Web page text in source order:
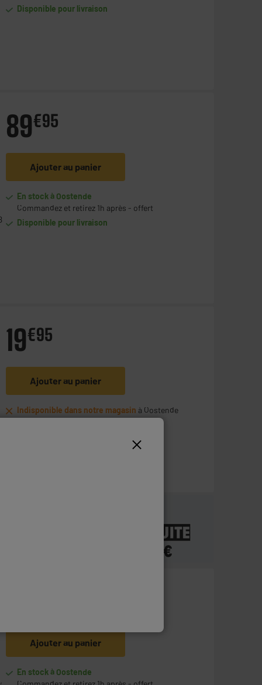
Disponible pour livraison
89€95
Ajouter au panier
En stock à Oostende
Commandez et retirez 1h après - offert
Disponible pour livraison
19€95
Ajouter au panier
Indisponible dans notre magasin à Oostende
Ajouter au panier
En stock à Oostende